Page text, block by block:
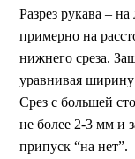
Разрез рукава –
примерно на
нижнего среза.
уравнивая
Срез с большей
не более 2-3 мм и
припуск “на нет”.